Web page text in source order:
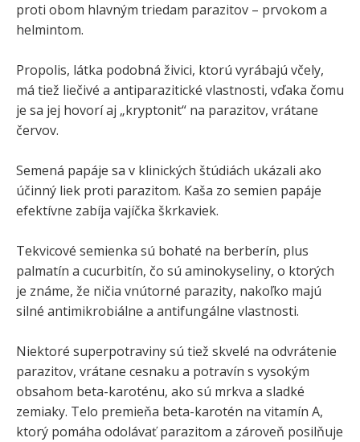
proti obom hlavným triedam parazitov – prvokom a
helmintom.
Propolis, látka podobná živici, ktorú vyrábajú včely,
má tiež liečivé a antiparazitické vlastnosti, vďaka čomu
je sa jej hovorí aj „kryptonit“ na parazitov, vrátane
červov.
Semená papáje sa v klinických štúdiách ukázali ako
účinný liek proti parazitom. Kaša zo semien papáje
efektívne zabíja vajíčka škrkaviek.
Tekvicové semienka sú bohaté na berberín, plus
palmatín a cucurbitín, čo sú aminokyseliny, o ktorých
je známe, že ničia vnútorné parazity, nakoľko majú
silné antimikrobiálne a antifungálne vlastnosti.
Niektoré superpotraviny sú tiež skvelé na odvrátenie
parazitov, vrátane cesnaku a potravín s vysokým
obsahom beta-karoténu, ako sú mrkva a sladké
zemiaky. Telo premieňa beta-karotén na vitamín A,
ktorý pomáha odolávať parazitom a zároveň posilňuje